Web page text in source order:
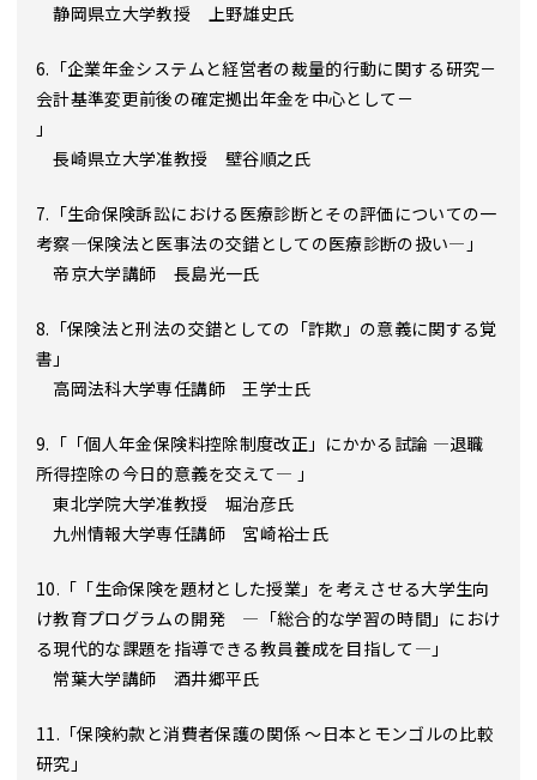
静岡県立大学教授 上野雄史氏
6.「企業年金システムと経営者の裁量的行動に関する研究－
会計基準変更前後の確定拠出年金を中心として－
」
長崎県立大学准教授 壁谷順之氏
7.「生命保険訴訟における医療診断とその評価についての一
考察―保険法と医事法の交錯としての医療診断の扱い―」
帝京大学講師 長島光一氏
8.「保険法と刑法の交錯としての「詐欺」の意義に関する覚
書」
高岡法科大学専任講師 王学士氏
9.「「個人年金保険料控除制度改正」にかかる試論 ―退職
所得控除の今日的意義を交えて― 」
東北学院大学准教授 堀治彦氏
九州情報大学専任講師 宮崎裕士氏
10.「「生命保険を題材とした授業」を考えさせる大学生向
け教育プログラムの開発 ―「総合的な学習の時間」におけ
る現代的な課題を指導できる教員養成を目指して―」
常葉大学講師 酒井郷平氏
11.「保険約款と消費者保護の関係 〜日本とモンゴルの比較
研究」